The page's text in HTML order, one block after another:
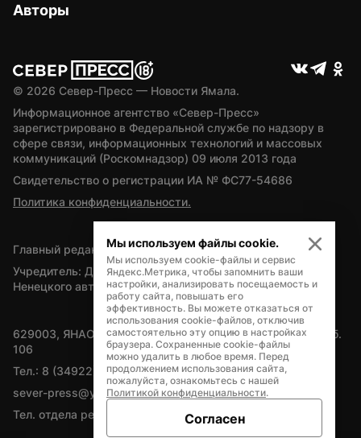
Авторы
© 2026 Север-Пресс — Новости Ямала.
Информационное агентство «Север-Пресс»
зарегистрировано в Федеральной службе по надзору в
сфере связи, информационных технологий и массовых
коммуникаций (Роскомнадзор) 09 июля 2013 года
Свидетельство о регистрации ИА № ФС77-54686
Политика конфиденциальности.
Главный редактор — А.Л. Поздеев
Учредитель: Департамент внутренней политики Ямало-
Ненецкого автономного округа
629003, ЯНАО, Салехард, мкр. Богдана Кнунянца, д.1, каб.
106
Тел.: 8 (34922) 71262
sever-press@yamal-media.ru
Тел. отдела рекламы: 8 (34922) 42728
Мы используем файлы cookie.
Мы используем cookie-файлы и сервис
Яндекс.Метрика, чтобы запомнить ваши
настройки, анализировать посещаемость и
работу сайта, повышать его
эффективность. Вы можете отказаться от
использования cookie-файлов, отключив
самостоятельно эту опцию в настройках
браузера. Сохраненные cookie-файлы
можно удалить в любое время. Перед
продолжением использования сайта,
пожалуйста, ознакомьтесь с нашей
Политикой конфиденциальности.
Согласен